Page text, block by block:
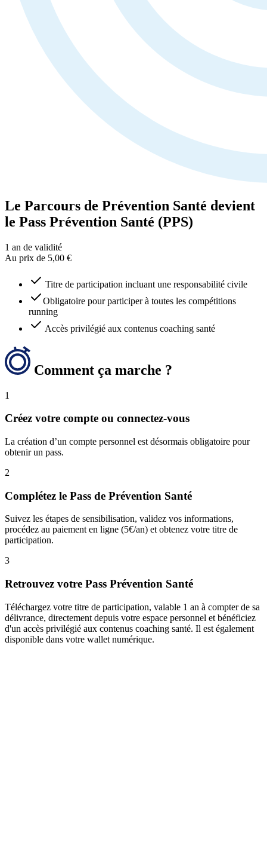
Le Parcours de Prévention Santé devient
le Pass Prévention Santé (PPS)
1 an de validité
Au prix de 5,00 €
Titre de participation incluant une responsabilité civile
Obligatoire pour participer à toutes les compétitions
running
Accès privilégié aux contenus coaching santé
Comment ça marche ?
1
Créez votre compte ou connectez-vous
La création d’un compte personnel est désormais obligatoire pour
obtenir un pass.
2
Complétez le Pass de Prévention Santé
Suivez les étapes de sensibilisation, validez vos informations,
procédez au paiement en ligne (5€/an) et obtenez votre titre de
participation.
3
Retrouvez votre Pass Prévention Santé
Téléchargez votre titre de participation, valable 1 an à compter de sa
délivrance, directement depuis votre espace personnel et bénéficiez
d'un accès privilégié aux contenus coaching santé. Il est également
disponible dans votre wallet numérique.